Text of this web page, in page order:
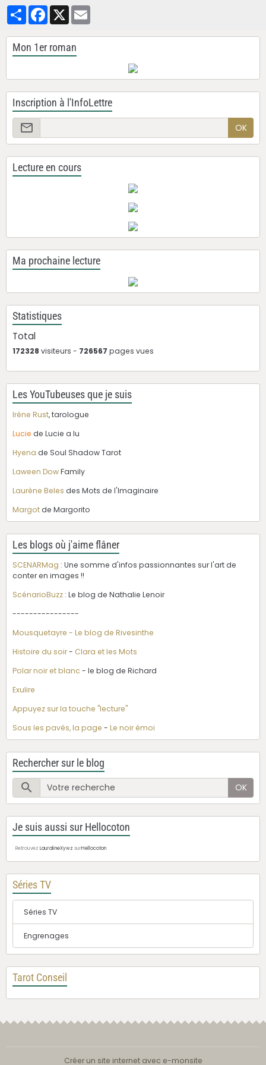
PartagerFacebook
X
Mon 1er roman
Inscription à l'InfoLettre
OK
Lecture en cours
Ma prochaine lecture
Statistiques
Total
172328 visiteurs - 726567 pages vues
Les YouTubeuses que je suis
Irène Rust, tarologue
Lucie de Lucie a lu
Hyena de Soul Shadow Tarot
Laween DowFamily
Laurène Beles des Mots de l'Imaginaire
Margotde Margorito
Les blogs où j'aime flâner
SCENARMag : Une somme d'infos passionnantes sur l'art de
conter en images !!
ScénarioBuzz : Le blog de Nathalie Lenoir
----------------
Mousquetayre - Le blog de Rivesinthe
Histoire du soir- Clara et les Mots
Polar noir et blanc - le blog de Richard
Exulire
Appuyez sur la touche "lecture"
Sous les pavés, la page - Le noir émoi
Rechercher sur le blog
OK
Je suis aussi sur Hellocoton
Retrouvez LauralineXywz surHellocoton
Séries TV
Séries TV
Engrenages
Tarot Conseil
Créer un site internet avec e-monsite